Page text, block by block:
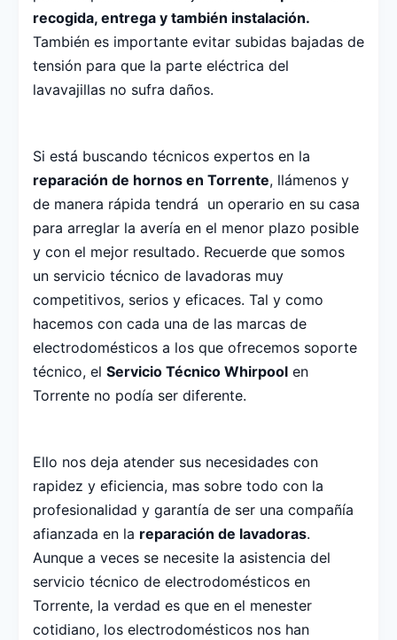
recogida, entrega y también instalación.
También es importante evitar subidas bajadas de
tensión para que la parte eléctrica del
lavavajillas no sufra daños.
Si está buscando técnicos expertos en la
reparación de hornos en Torrente, llámenos y
de manera rápida tendrá un operario en su casa
para arreglar la avería en el menor plazo posible
y con el mejor resultado. Recuerde que somos
un servicio técnico de lavadoras muy
competitivos, serios y eficaces. Tal y como
hacemos con cada una de las marcas de
electrodomésticos a los que ofrecemos soporte
técnico, el Servicio Técnico Whirpool en
Torrente no podía ser diferente.
Ello nos deja atender sus necesidades con
rapidez y eficiencia, mas sobre todo con la
profesionalidad y garantía de ser una compañía
afianzada en la reparación de lavadoras.
Aunque a veces se necesite la asistencia del
servicio técnico de electrodomésticos en
Torrente, la verdad es que en el menester
cotidiano, los electrodomésticos nos han